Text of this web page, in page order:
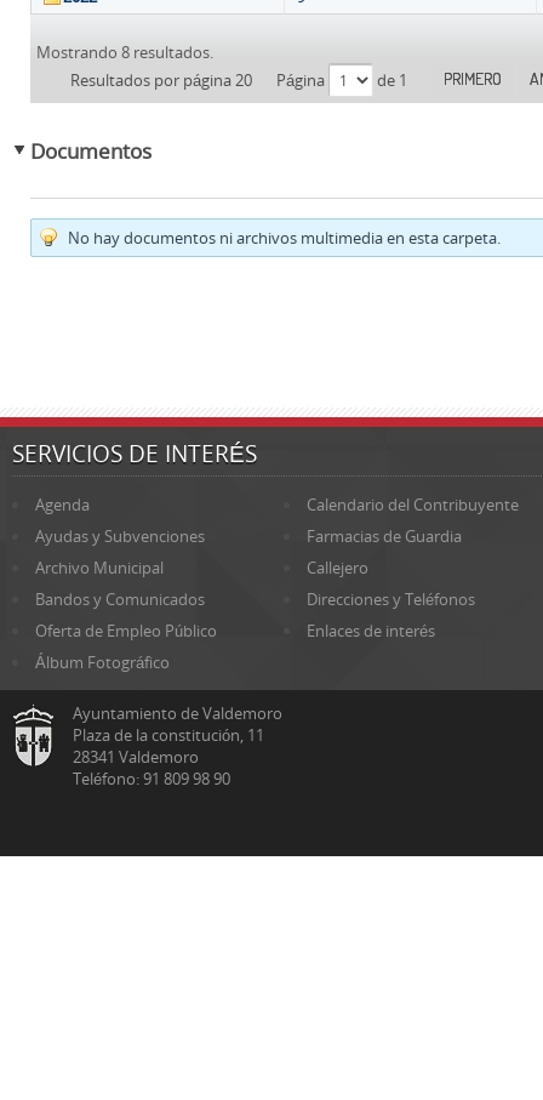
Mostrando 8 resultados.
Resultados por página 20
Página de 1 PRIMERO
Documentos
No hay documentos ni archivos multimedia en esta carpeta.
SERVICIOS DE INTERÉS
Agenda
Calendario del Contribuyente
Ayudas y Subvenciones
Farmacias de Guardia
Archivo Municipal
Callejero
Bandos y Comunicados
Direcciones y Teléfonos
Oferta de Empleo Público
Enlaces de interés
Álbum Fotográfico
Ayuntamiento de Valdemoro
Plaza de la constitución, 11
28341 Valdemoro
Teléfono: 91 809 98 90